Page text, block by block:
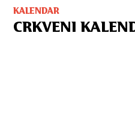
KALENDAR
CRKVENI